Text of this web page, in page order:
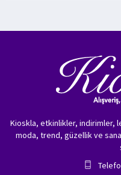
Kioskla, etkinlikler, indirimler,
moda, trend, güzellik ve